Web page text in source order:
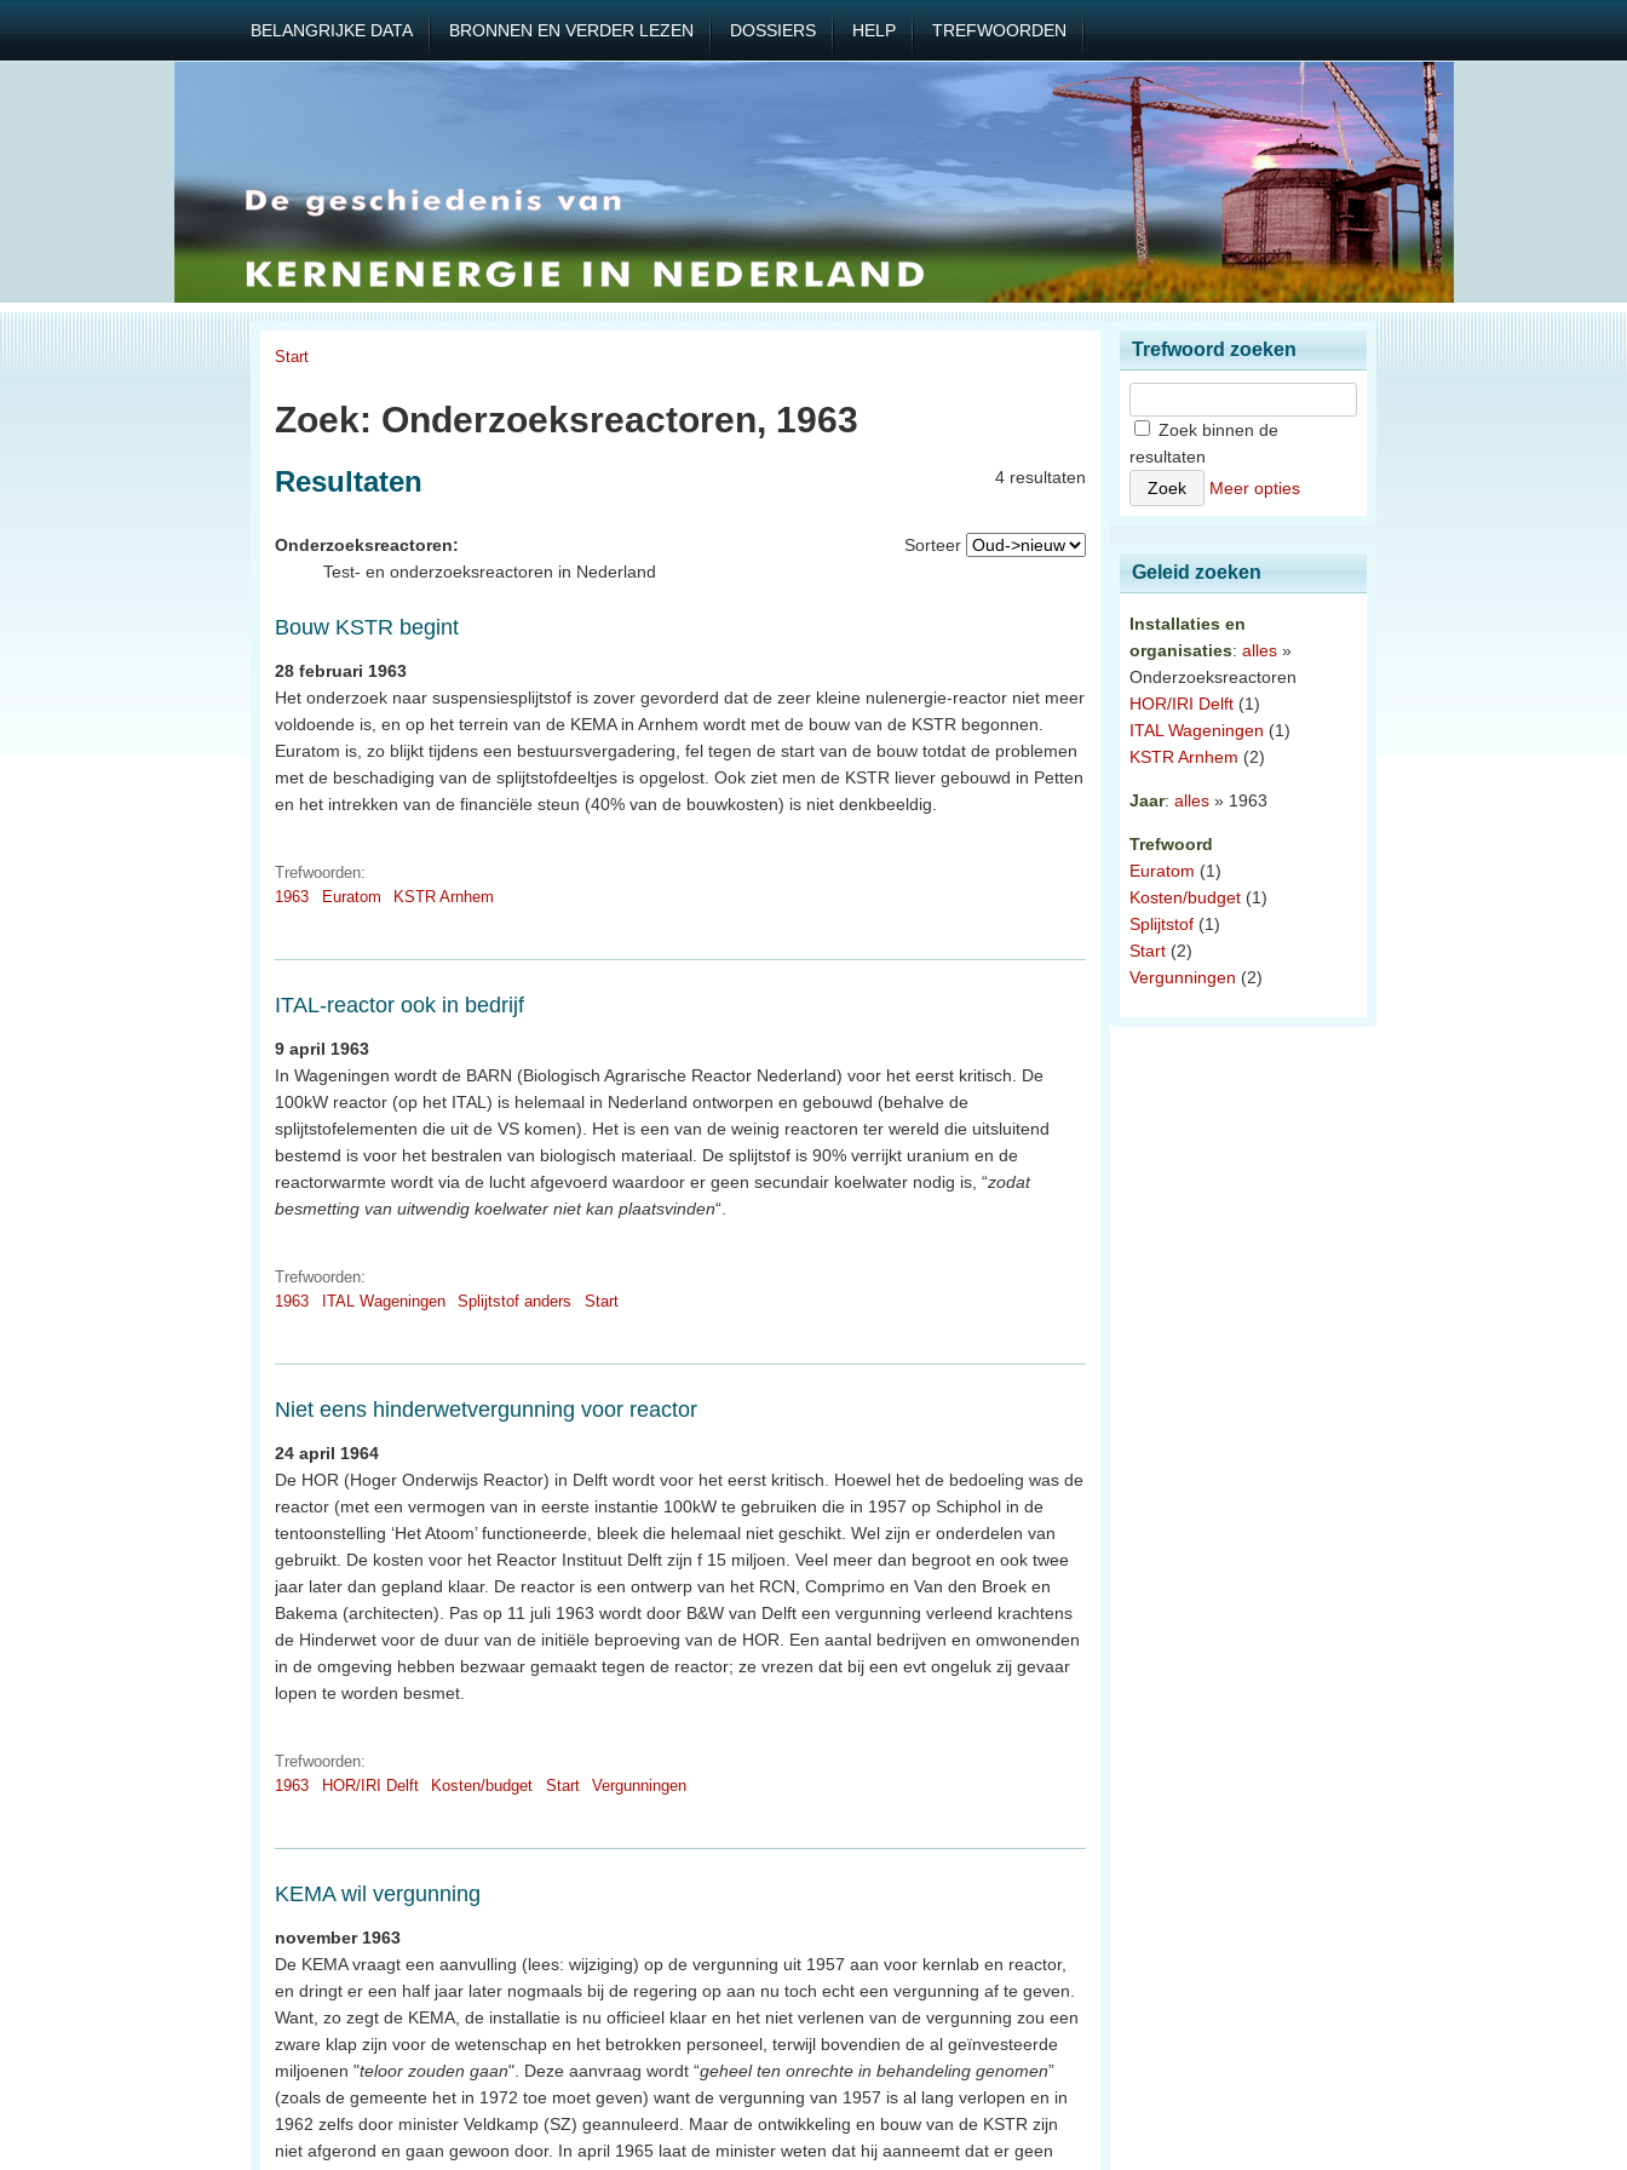
BELANGRIJKE DATA BRONNEN EN VERDER LEZEN DOSSIERS HELP TREFWOORDEN
Start
Zoek: Onderzoeksreactoren, 1963
4 resultaten
Resultaten
Sorteer
Onderzoeksreactoren:
Test- en onderzoeksreactoren in Nederland
Bouw KSTR begint
28 februari 1963
Het onderzoek naar suspensiesplijtstof is zover gevorderd dat de zeer kleine nulenergie-reactor niet meer
voldoende is, en op het terrein van de KEMA in Arnhem wordt met de bouw van de KSTR begonnen.
Euratom is, zo blijkt tijdens een bestuursvergadering, fel tegen de start van de bouw totdat de problemen
met de beschadiging van de splijtstofdeeltjes is opgelost. Ook ziet men de KSTR liever gebouwd in Petten
en het intrekken van de financiële steun (40% van de bouwkosten) is niet denkbeeldig.
Trefwoorden:
1963
Euratom KSTR Arnhem
ITAL-reactor ook in bedrijf
9 april 1963
In Wageningen wordt de BARN (Biologisch Agrarische Reactor Nederland) voor het eerst kritisch. De
100kW reactor (op het ITAL) is helemaal in Nederland ontworpen en gebouwd (behalve de
splijtstofelementen die uit de VS komen). Het is een van de weinig reactoren ter wereld die uitsluitend
bestemd is voor het bestralen van biologisch materiaal. De splijtstof is 90% verrijkt uranium en de
reactorwarmte wordt via de lucht afgevoerd waardoor er geen secundair koelwater nodig is, “zodat
besmetting van uitwendig koelwater niet kan plaatsvinden“.
Trefwoorden:
1963
ITAL Wageningen Splijtstof anders Start
Niet eens hinderwetvergunning voor reactor
24 april 1964
De HOR (Hoger Onderwijs Reactor) in Delft wordt voor het eerst kritisch. Hoewel het de bedoeling was de
reactor (met een vermogen van in eerste instantie 100kW te gebruiken die in 1957 op Schiphol in de
tentoonstelling ‘Het Atoom’ functioneerde, bleek die helemaal niet geschikt. Wel zijn er onderdelen van
gebruikt. De kosten voor het Reactor Instituut Delft zijn f 15 miljoen. Veel meer dan begroot en ook twee
jaar later dan gepland klaar. De reactor is een ontwerp van het RCN, Comprimo en Van den Broek en
Bakema (architecten). Pas op 11 juli 1963 wordt door B&W van Delft een vergunning verleend krachtens
de Hinderwet voor de duur van de initiële beproeving van de HOR. Een aantal bedrijven en omwonenden
in de omgeving hebben bezwaar gemaakt tegen de reactor; ze vrezen dat bij een evt ongeluk zij gevaar
lopen te worden besmet.
Trefwoorden:
1963
HOR/IRI Delft Kosten/budget Start Vergunningen
KEMA wil vergunning
november 1963
De KEMA vraagt een aanvulling (lees: wijziging) op de vergunning uit 1957 aan voor kernlab en reactor,
en dringt er een half jaar later nogmaals bij de regering op aan nu toch echt een vergunning af te geven.
Want, zo zegt de KEMA, de installatie is nu officieel klaar en het niet verlenen van de vergunning zou een
zware klap zijn voor de wetenschap en het betrokken personeel, terwijl bovendien de al geïnvesteerde
miljoenen "teloor zouden gaan". Deze aanvraag wordt “geheel ten onrechte in behandeling genomen”
(zoals de gemeente het in 1972 toe moet geven) want de vergunning van 1957 is al lang verlopen en in
1962 zelfs door minister Veldkamp (SZ) geannuleerd. Maar de ontwikkeling en bouw van de KSTR zijn
niet afgerond en gaan gewoon door. In april 1965 laat de minister weten dat hij aanneemt dat er geen
Trefwoord zoeken
Zoek binnen de
resultaten
Meer opties
Geleid zoeken
Installaties en
organisaties: alles »
Onderzoeksreactoren
HOR/IRI Delft (1)
ITAL Wageningen (1)
KSTR Arnhem (2)
Jaar: alles » 1963
Trefwoord
Euratom (1)
Kosten/budget (1)
Splijtstof (1)
Start (2)
Vergunningen (2)